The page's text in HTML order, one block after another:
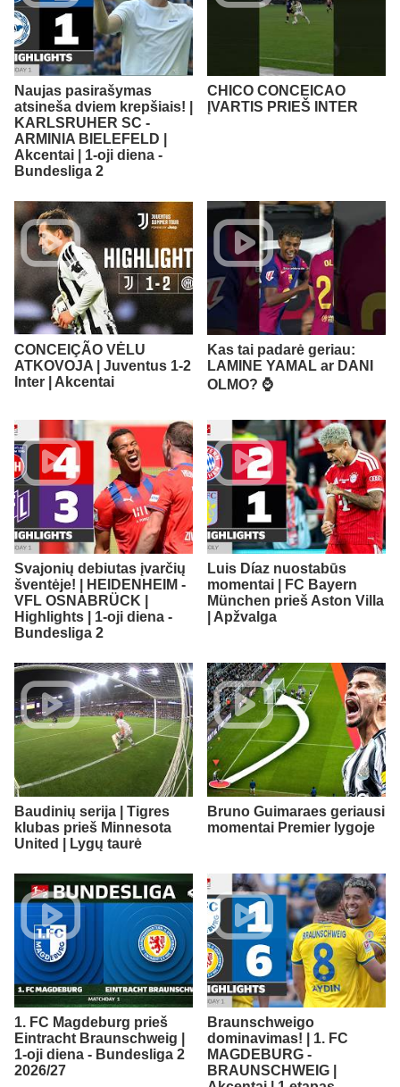
Naujas pasirašymas
atsineša dviem krepšiais! |
KARLSRUHER SC -
ARMINIA BIELEFELD |
Akcentai | 1-oji diena -
Bundesliga 2
CHICO CONCEICAO
ĮVARTIS PRIEŠ INTER
CONCEIÇÃO VĖLU
ATKOVOJA | Juventus 1-2
Inter | Akcentai
Kas tai padarė geriau:
LAMINE YAMAL ar DANI
OLMO? ⌚️
Svajonių debiutas įvarčių
šventėje! | HEIDENHEIM -
VFL OSNABRÜCK |
Highlights | 1-oji diena -
Bundesliga 2
Luis Díaz nuostabūs
momentai | FC Bayern
München prieš Aston Villa
| Apžvalga
Baudinių serija | Tigres
klubas prieš Minnesota
United | Lygų taurė
Bruno Guimaraes geriausi
momentai Premier lygoje
1. FC Magdeburg prieš
Eintracht Braunschweig |
1-oji diena - Bundesliga 2
2026/27
Braunschweigo
dominavimas! | 1. FC
MAGDEBURG -
BRAUNSCHWEIG |